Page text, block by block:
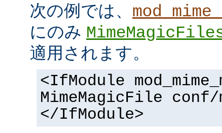
次の例では、
にのみ
適用されます。
<IfModule
MimeMagicFile conf/
</IfModule>